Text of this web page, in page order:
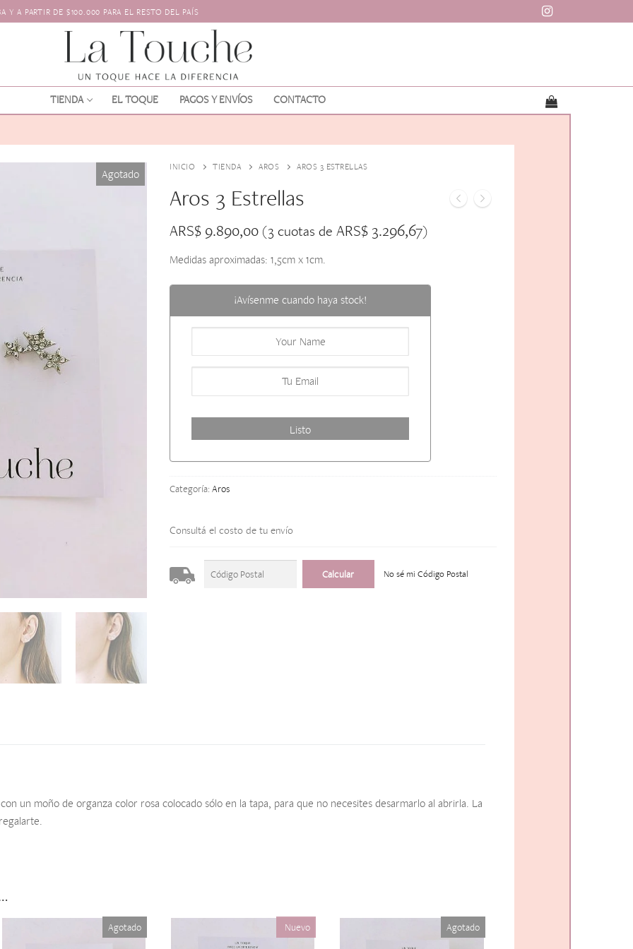
A PARTIR DE $100.000 PARA EL RESTO DEL PAÍS
TIENDA EL TOQUE PAGOS Y ENVÍOS CONTACTO
Agotado INICIO TIENDA AROS AROS 3 ESTRELLAS
Aros 3 Estrellas
ARS$ 9.890,00 (3 cuotas de ARS$ 3.296,67)
Medidas aproximadas: 1,5cm x 1cm.
¡Avísenme cuando haya stock!
Categoría: Aros
Consultá el costo de tu envío
No sé mi Código Postal
un moño de organza color rosa colocado sólo en la tapa, para que no necesites desarmarlo al abrirla. La
Agotado Nuevo Agotado